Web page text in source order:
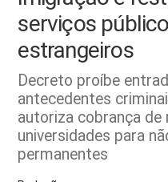
serviços
estrangeiros
Decreto proíbe
antecedentes
autoriza cobrança de
universidades para
permanentes